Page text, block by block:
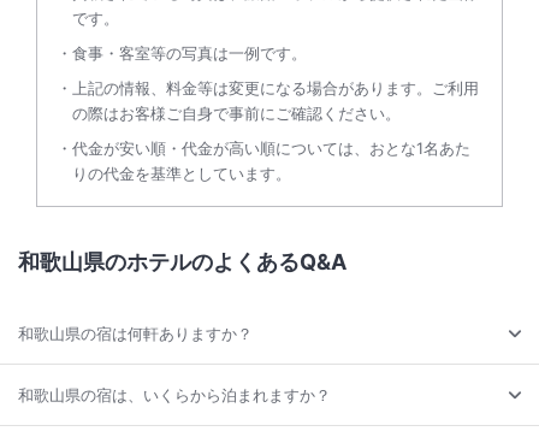
です。
食事・客室等の写真は一例です。
上記の情報、料金等は変更になる場合があります。ご利用
の際はお客様ご自身で事前にご確認ください。
代金が安い順・代金が高い順については、おとな1名あた
りの代金を基準としています。
和歌山県のホテルのよくあるQ&A
和歌山県の宿は何軒ありますか？
和歌山県の宿は、いくらから泊まれますか？